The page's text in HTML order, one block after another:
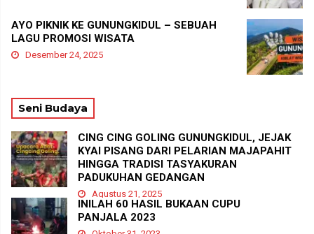
AYO PIKNIK KE GUNUNGKIDUL – SEBUAH
LAGU PROMOSI WISATA
Desember 24, 2025
Seni Budaya
CING CING GOLING GUNUNGKIDUL, JEJAK
KYAI PISANG DARI PELARIAN MAJAPAHIT
HINGGA TRADISI TASYAKURAN
PADUKUHAN GEDANGAN
Agustus 21, 2025
INILAH 60 HASIL BUKAAN CUPU
PANJALA 2023